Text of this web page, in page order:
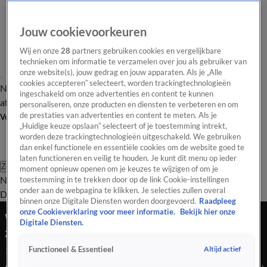
Nieuws van de DagOpinie van de Dag Onze categorieën Laatste
afleveringVideo's Nieuws van de Dag Podcast
Volg Nieuws van de Dag
Zoeken
Nieuws van de DagOpinie van de
Dag
Video'sUitzendingen PodcastPanelContact
Wilders gaat weer campagne voeren: 'Hij wordt
zelfs beveiligd op het toilet'
15 okt 2025, 18:22
Jouw cookievoorkeuren
Wij en onze28 partners gebruiken cookies en vergelijkbare
technieken om informatie te verzamelen over jou als gebruiker van
onze website(s), jouw gedrag en jouw apparaten. Als je „Alle
cookies accepteren” selecteert, worden trackingtechnologieën
ingeschakeld om onze advertenties en content te kunnen
personaliseren, onze producten en diensten te verbeteren en om
de prestaties van advertenties en content te meten. Als je
„Huidige keuze opslaan” selecteert of je toestemming intrekt,
worden deze trackingtechnologieën uitgeschakeld. We gebruiken
dan enkel functionele en essentiële cookies om de website goed te
laten functioneren en veilig te houden. Je kunt dit menu op ieder
moment opnieuw openen om je keuzes te wijzigen of om je
toestemming in te trekken door op de link Cookie-instellingen
onder aan de webpagina te klikken. Je selecties zullen overal
binnen onze Digitale Diensten worden doorgevoerd. Raadpleeg
onze Cookieverklaring voor meer informatie.
Bekijk hier onze
Digitale Diensten.
Functioneel & Essentieel Altijd actief